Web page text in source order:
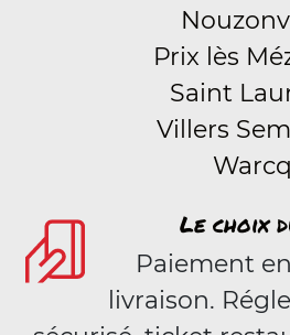
Prix lès
Saint
Villers
Warcq
Le choix
Paiement
livraison.